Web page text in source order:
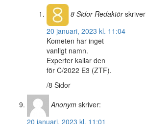
8 SidorRedaktör
20 januari, 2023 kl. 11:04
Kometen har inget
vanligt namn.
Experter kallar den
för C/2022 E3 (ZTF).
/8 Sidor
Anonym skriver:
20 januari, 2023 kl. 11:01